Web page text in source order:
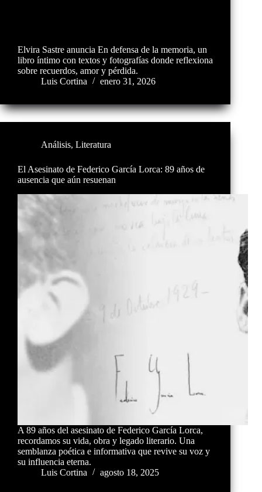
Elvira Sastre anuncia En defensa de la memoria, un
libro íntimo con textos y fotografías donde reflexiona
sobre recuerdos, amor y pérdida.
Luis Cortina
enero 31, 2026
Análisis, Literatura
El Asesinato de Federico García Lorca: 89 años de
ausencia que aún resuenan
A 89 años del asesinato de Federico García Lorca,
recordamos su vida, obra y legado literario. Una
semblanza poética e informativa que revive su voz y
su influencia eterna.
Luis Cortina
agosto 18, 2025